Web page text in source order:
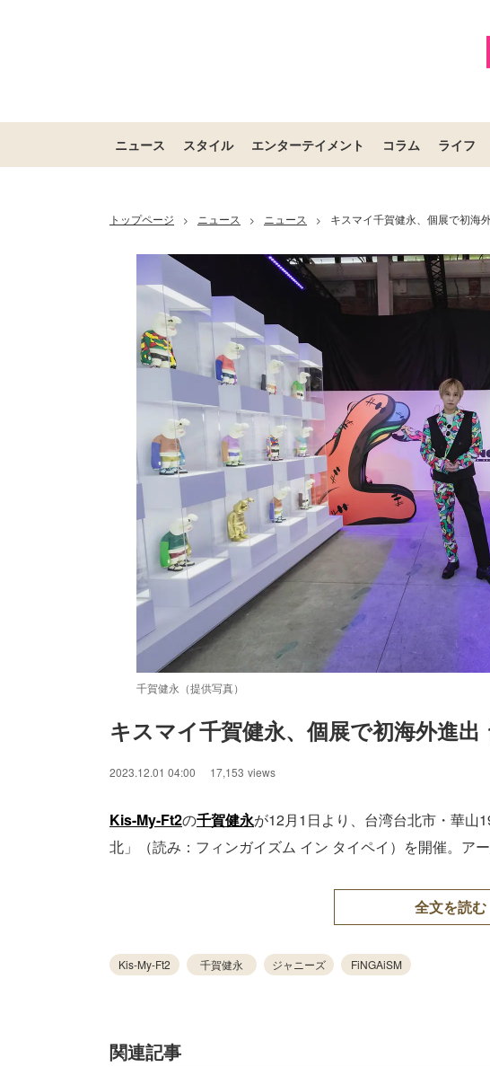
ニュース スタイル エンターテイメント コラム ライフ
トップページ > ニュース > ニュース > キスマイ千賀健永、個展で初海
千賀健永（提供写真）
キスマイ千賀健永、個展で初海外進出
2023.12.01 04:00 17,153 views
Kis-My-Ft2の千賀健永が12月1日より、台湾台北市・華山
北」（読み：フィンガイズム イン タイペイ）を開催。ア
全文を読む
Kis-My-Ft2 千賀健永 ジャニーズ FiNGAiSM
関連記事